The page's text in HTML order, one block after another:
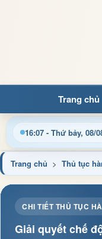
Trang chủ
16:07 - Thứ bảy, 08/
quý bạn đọc đến
Trang chủ > Thủ tục
CHI TIẾT THỦ TỤC
Giải quyết chế